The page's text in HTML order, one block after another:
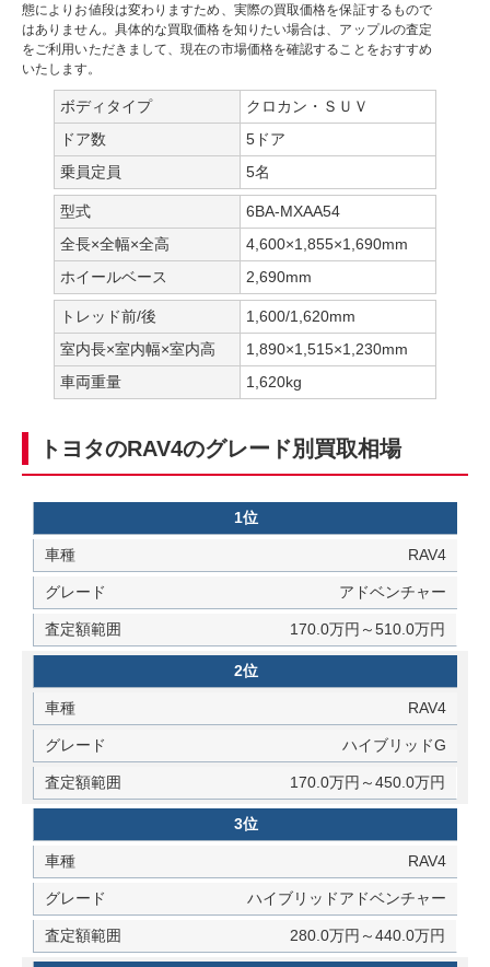
態によりお値段は変わりますため、実際の買取価格を保証するもので
はありません。具体的な買取価格を知りたい場合は、アップルの査定
をご利用いただきまして、現在の市場価格を確認することをおすすめ
いたします。
ボディタイプ
クロカン・ＳＵＶ
ドア数
5ドア
乗員定員
5名
型式
6BA-MXAA54
全長×全幅×全高
4,600×1,855×1,690mm
ホイールベース
2,690mm
トレッド前/後
1,600/1,620mm
室内長×室内幅×室内高
1,890×1,515×1,230mm
車両重量
1,620kg
トヨタのRAV4のグレード別買取相場
1位
RAV4
アドベンチャー
170.0万円～510.0万円
2位
RAV4
ハイブリッドG
170.0万円～450.0万円
3位
RAV4
ハイブリッドアドベンチャー
280.0万円～440.0万円